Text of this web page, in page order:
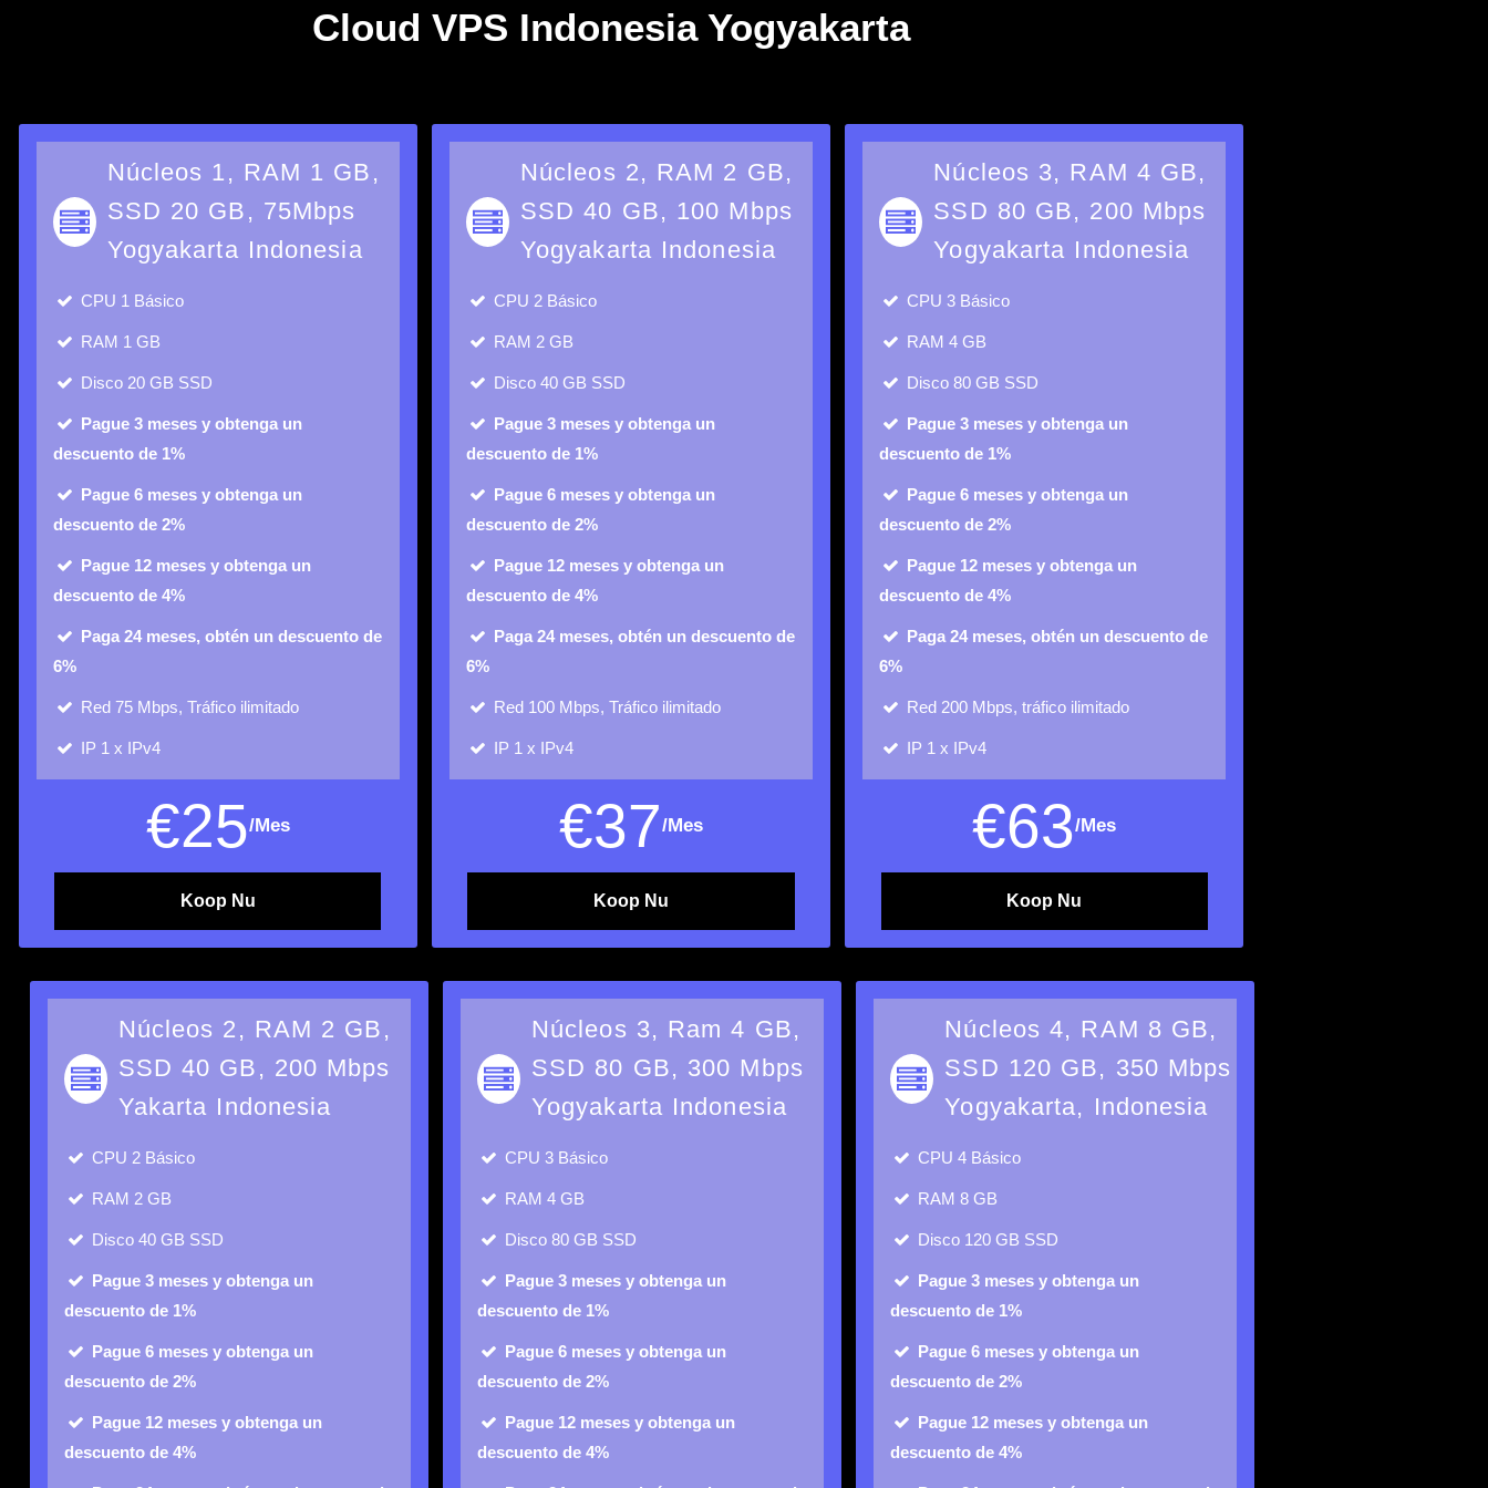
Cloud VPS Indonesia Yogyakarta
Núcleos 1, RAM 1 GB,
SSD 20 GB, 75Mbps
Yogyakarta Indonesia
CPU 1 Básico
RAM 1 GB
Disco 20 GB SSD
Pague 3 meses y obtenga un
descuento de 1%
Pague 6 meses y obtenga un
descuento de 2%
Pague 12 meses y obtenga un
descuento de 4%
Paga 24 meses, obtén un descuento de
6%
Red 75 Mbps, Tráfico ilimitado
IP 1 x IPv4
€25/Mes
Koop Nu
Núcleos 2, RAM 2 GB,
SSD 40 GB, 100 Mbps
Yogyakarta Indonesia
CPU 2 Básico
RAM 2 GB
Disco 40 GB SSD
Pague 3 meses y obtenga un
descuento de 1%
Pague 6 meses y obtenga un
descuento de 2%
Pague 12 meses y obtenga un
descuento de 4%
Paga 24 meses, obtén un descuento de
6%
Red 100 Mbps, Tráfico ilimitado
IP 1 x IPv4
€37/Mes
Koop Nu
Núcleos 3, RAM 4 GB,
SSD 80 GB, 200 Mbps
Yogyakarta Indonesia
CPU3 Básico
RAM4 GB
Disco80 GB SSD
Pague 3 meses y obtenga un
descuento de 1%
Pague 6 meses y obtenga un
descuento de 2%
Pague 12 meses y obtenga un
descuento de 4%
Paga 24 meses, obtén un descuento de
6%
Red 200 Mbps, tráfico ilimitado
IP 1 x IPv4
€63/Mes
Koop Nu
Núcleos 2, RAM 2 GB,
SSD 40 GB, 200 Mbps
Yakarta Indonesia
CPU 2 Básico
RAM 2 GB
Disco 40 GB SSD
Pague 3 meses y obtenga un
descuento de 1%
Pague 6 meses y obtenga un
descuento de 2%
Pague 12 meses y obtenga un
descuento de 4%
Núcleos 3, Ram 4 GB,
SSD 80 GB, 300 Mbps
Yogyakarta Indonesia
CPU 3 Básico
RAM 4 GB
Disco 80 GB SSD
Pague 3 meses y obtenga un
descuento de 1%
Pague 6 meses y obtenga un
descuento de 2%
Pague 12 meses y obtenga un
descuento de 4%
Núcleos 4, RAM 8 GB,
SSD 120 GB, 350 Mbps
Yogyakarta, Indonesia
CPU4 Básico
RAM8 GB
Disco 120 GB SSD
Pague 3 meses y obtenga un
descuento de 1%
Pague 6 meses y obtenga un
descuento de 2%
Pague 12 meses y obtenga un
descuento de 4%